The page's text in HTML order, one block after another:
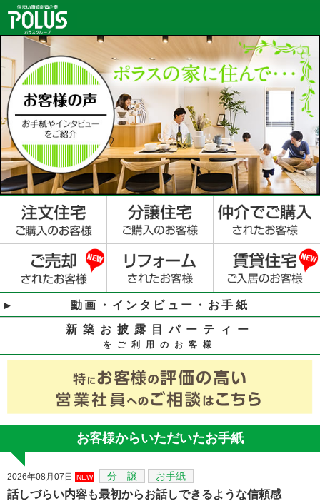
動画・インタビュー・お手紙
新築お披露目パーティー
をご利用のお客様
お客様からいただいたお手紙
2026年08月07日 NEW 分 譲 お手紙
話しづらい内容も最初からお話しできるような信頼感